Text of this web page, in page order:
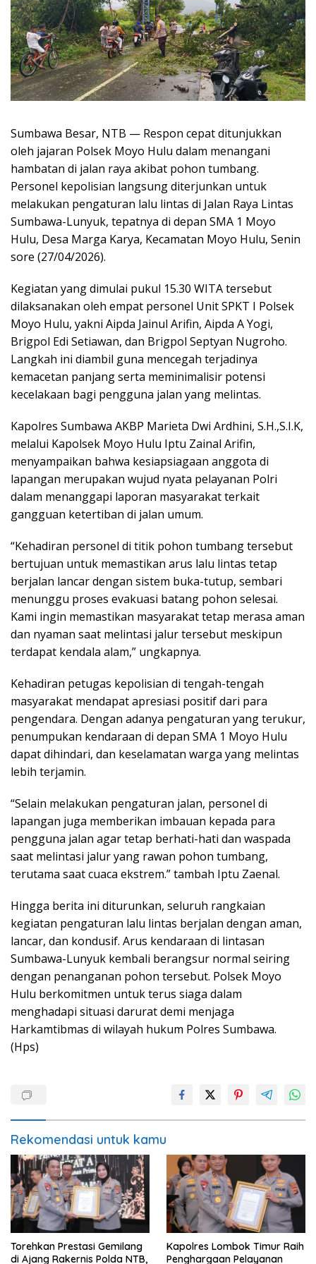
Sumbawa Besar, NTB — Respon cepat ditunjukkan
oleh jajaran Polsek Moyo Hulu dalam menangani
hambatan di jalan raya akibat pohon tumbang.
Personel kepolisian langsung diterjunkan untuk
melakukan pengaturan lalu lintas di Jalan Raya Lintas
Sumbawa-Lunyuk, tepatnya di depan SMA 1 Moyo
Hulu, Desa Marga Karya, Kecamatan Moyo Hulu, Senin
sore (27/04/2026).
Kegiatan yang dimulai pukul 15.30 WITA tersebut
dilaksanakan oleh empat personel Unit SPKT I Polsek
Moyo Hulu, yakni Aipda Jainul Arifin, Aipda A Yogi,
Brigpol Edi Setiawan, dan Brigpol Septyan Nugroho.
Langkah ini diambil guna mencegah terjadinya
kemacetan panjang serta meminimalisir potensi
kecelakaan bagi pengguna jalan yang melintas.
Kapolres Sumbawa AKBP Marieta Dwi Ardhini, S.H.,S.I.K,
melalui Kapolsek Moyo Hulu Iptu Zainal Arifin,
menyampaikan bahwa kesiapsiagaan anggota di
lapangan merupakan wujud nyata pelayanan Polri
dalam menanggapi laporan masyarakat terkait
gangguan ketertiban di jalan umum.
“Kehadiran personel di titik pohon tumbang tersebut
bertujuan untuk memastikan arus lalu lintas tetap
berjalan lancar dengan sistem buka-tutup, sembari
menunggu proses evakuasi batang pohon selesai.
Kami ingin memastikan masyarakat tetap merasa aman
dan nyaman saat melintasi jalur tersebut meskipun
terdapat kendala alam,” ungkapnya.
Kehadiran petugas kepolisian di tengah-tengah
masyarakat mendapat apresiasi positif dari para
pengendara. Dengan adanya pengaturan yang terukur,
penumpukan kendaraan di depan SMA 1 Moyo Hulu
dapat dihindari, dan keselamatan warga yang melintas
lebih terjamin.
“Selain melakukan pengaturan jalan, personel di
lapangan juga memberikan imbauan kepada para
pengguna jalan agar tetap berhati-hati dan waspada
saat melintasi jalur yang rawan pohon tumbang,
terutama saat cuaca ekstrem.” tambah Iptu Zaenal.
Hingga berita ini diturunkan, seluruh rangkaian
kegiatan pengaturan lalu lintas berjalan dengan aman,
lancar, dan kondusif. Arus kendaraan di lintasan
Sumbawa-Lunyuk kembali berangsur normal seiring
dengan penanganan pohon tersebut. Polsek Moyo
Hulu berkomitmen untuk terus siaga dalam
menghadapi situasi darurat demi menjaga
Harkamtibmas di wilayah hukum Polres Sumbawa.
(Hps)
Rekomendasi untuk kamu
Torehkan Prestasi Gemilang
di Ajang Rakernis Polda NTB,
Kapolres Lombok Timur Raih
Penghargaan Pelayanan